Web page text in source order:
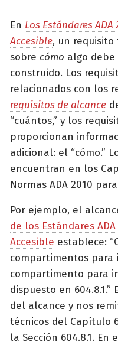
En Los Estándares ADA
Accesible, un requisito
sobre cómo algo debe
construido. Los
relacionados con los
requisitos de alcance
“cuántos,” y los
proporcionan
adicional: el “cómo.”
encuentran en los
Normas ADA 2010
Por ejemplo, el
de los Estándares
Accesible establece:
compartimentos para
compartimento para
dispuesto en
del alcance y nos
técnicos del Capítulo
la Sección 604.8.1. En